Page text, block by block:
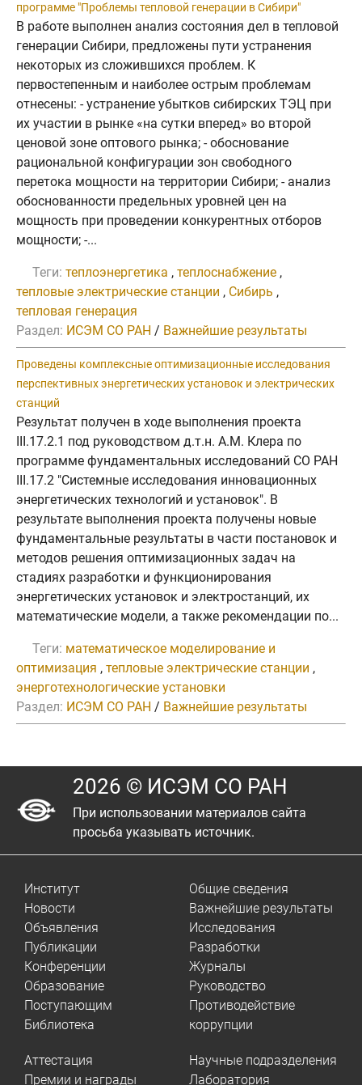
программе "Проблемы тепловой генерации в Сибири"
В работе выполнен анализ состояния дел в тепловой
генерации Сибири, предложены пути устранения
некоторых из сложившихся проблем. К
первостепенным и наиболее острым проблемам
отнесены: - устранение убытков сибирских ТЭЦ при
их участии в рынке «на сутки вперед» во второй
ценовой зоне оптового рынка; - обоснование
рациональной конфигурации зон свободного
перетока мощности на территории Сибири; - анализ
обоснованности предельных уровней цен на
мощность при проведении конкурентных отборов
мощности; -...
Теги: теплоэнергетика , теплоснабжение ,
тепловые электрические станции , Сибирь ,
тепловая генерация
Раздел: ИСЭМ СО РАН / Важнейшие результаты
Проведены комплексные оптимизационные исследования
перспективных энергетических установок и электрических
станций
Результат получен в ходе выполнения проекта
III.17.2.1 под руководством д.т.н. А.М. Клера по
программе фундаментальных исследований СО РАН
III.17.2 "Системные исследования инновационных
энергетических технологий и установок". В
результате выполнения проекта получены новые
фундаментальные результаты в части постановок и
методов решения оптимизационных задач на
стадиях разработки и функционирования
энергетических установок и электростанций, их
математические модели, а также рекомендации по...
Теги: математическое моделирование и
оптимизация , тепловые электрические станции ,
энерготехнологические установки
Раздел: ИСЭМ СО РАН / Важнейшие результаты
2026 © ИСЭМ СО РАН
При использовании материалов сайта
просьба указывать источник.
Институт
Новости
Объявления
Публикации
Конференции
Образование
Поступающим
Библиотека
Общие сведения
Важнейшие результаты
Исследования
Разработки
Журналы
Руководство
Противодействие
коррупции
Аттестация
Премии и награды
Научные подразделения
Лаборатория